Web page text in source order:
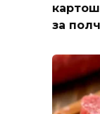
за